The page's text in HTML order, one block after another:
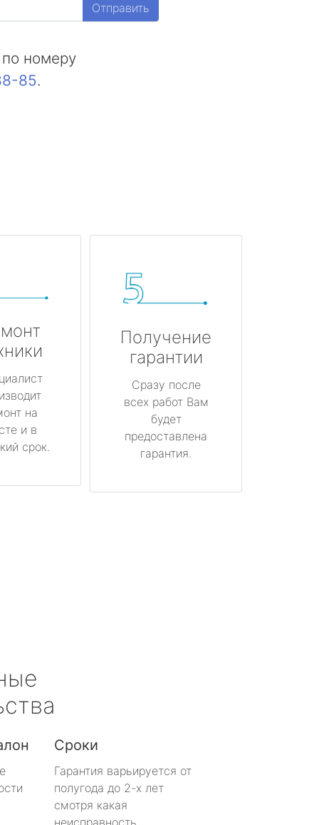
Отправить
номеру
85.
на
и в
срок.
Получение
гарантии
Сразу после
всех работ Вам
будет
предоставлена
гарантия.
Сроки
Гарантия варьируется от
полугода до 2-х лет
смотря какая
неисправность.